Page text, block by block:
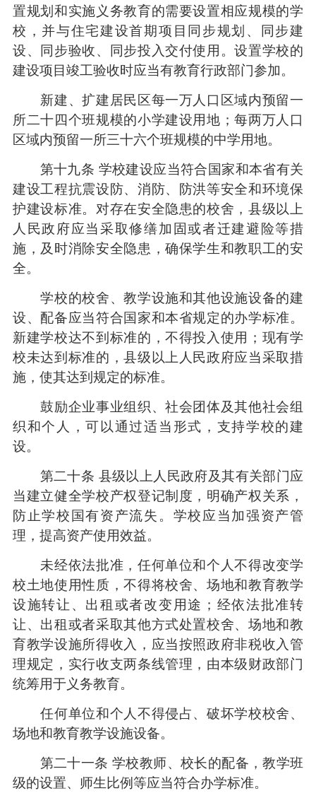
置规划和实施义务教育的需要设置相应规模的学
校，并与住宅建设首期项目同步规划、同步建
设、同步验收、同步投入交付使用。设置学校的
建设项目竣工验收时应当有教育行政部门参加。
新建、扩建居民区每一万人口区域内预留一
所二十四个班规模的小学建设用地；每两万人口
区域内预留一所三十六个班规模的中学用地。
第十九条 学校建设应当符合国家和本省有关
建设工程抗震设防、消防、防洪等安全和环境保
护建设标准。对存在安全隐患的校舍，县级以上
人民政府应当采取修缮加固或者迁建避险等措
施，及时消除安全隐患，确保学生和教职工的安
全。
学校的校舍、教学设施和其他设施设备的建
设、配备应当符合国家和本省规定的办学标准。
新建学校达不到标准的，不得投入使用；现有学
校未达到标准的，县级以上人民政府应当采取措
施，使其达到规定的标准。
鼓励企业事业组织、社会团体及其他社会组
织和个人，可以通过适当形式，支持学校的建
设。
第二十条 县级以上人民政府及其有关部门应
当建立健全学校产权登记制度，明确产权关系，
防止学校国有资产流失。学校应当加强资产管
理，提高资产使用效益。
未经依法批准，任何单位和个人不得改变学
校土地使用性质，不得将校舍、场地和教育教学
设施转让、出租或者改变用途；经依法批准转
让、出租或者采取其他方式处置校舍、场地和教
育教学设施所得收入，应当按照政府非税收入管
理规定，实行收支两条线管理，由本级财政部门
统筹用于义务教育。
任何单位和个人不得侵占、破坏学校校舍、
场地和教育教学设施设备。
第二十一条 学校教师、校长的配备，教学班
级的设置、师生比例等应当符合办学标准。